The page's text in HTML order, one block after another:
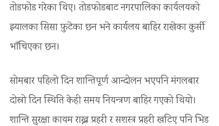
तोडफोड गरेका थिए। तोडफोडबाट नगरपालिका कार्यलयको
झ्यालका सिसा फुटेका छन भने कार्यलय बाहिर राखेका कुर्सी
भाँचिएका छन।
सोमबार पहिलो दिन शान्तिपूर्ण आन्दोलन भएपनि मंगलबार
दोस्रो दिन स्थिति केही समय नियन्त्रण बाहिर गएको थियो।
शान्ति सुरक्षा कायम राख्न प्रहरी र सशस्त्र प्रहरी खटिए पनि भिड